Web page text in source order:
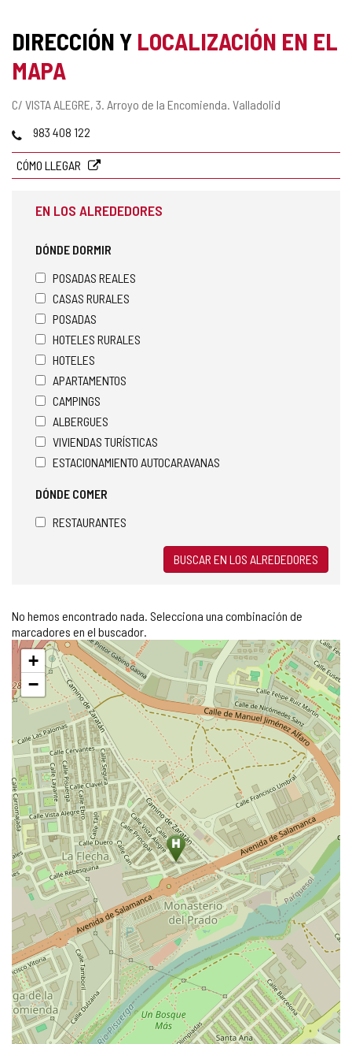
DIRECCIÓN Y LOCALIZACIÓN EN EL
MAPA
Dirección
C/ VISTA ALEGRE, 3. Arroyo de la Encomienda. Valladolid
Teléfonos
983 408 122
CÓMO LLEGAR
EN LOS ALREDEDORES
DÓNDE DORMIR
POSADAS REALES
CASAS RURALES
POSADAS
HOTELES RURALES
HOTELES
APARTAMENTOS
CAMPINGS
ALBERGUES
VIVIENDAS TURÍSTICAS
ESTACIONAMIENTO AUTOCARAVANAS
DÓNDE COMER
RESTAURANTES
BUSCAR EN LOS ALREDEDORES
No hemos encontrado nada. Selecciona una combinación de
marcadores en el buscador.
Saltar
mapa
+
−